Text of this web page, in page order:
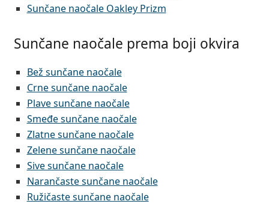
Sunčane naočale Oakley Prizm
Sunčane naočale prema boji okvira
Bež sunčane naočale
Crne sunčane naočale
Plave sunčane naočale
Smeđe sunčane naočale
Zlatne sunčane naočale
Zelene sunčane naočale
Sive sunčane naočale
Narančaste sunčane naočale
Ružičaste sunčane naočale